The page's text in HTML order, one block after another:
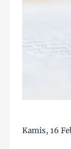
Kamis, 16